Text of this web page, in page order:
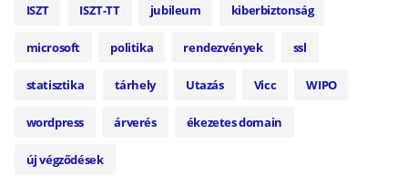
ISZT ISZT-TT jubileum kiberbiztonság
microsoft politika rendezvények ssl
statisztika tárhely Utazás Vicc WIPO
wordpress árverés ékezetes domain
új végződések